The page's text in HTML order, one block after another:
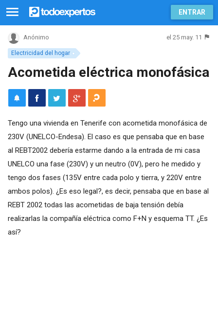
ENTRAR
Electricidad del hogar
Anónimo el 25 may. 11
Acometida eléctrica monofásica
Tengo una vivienda en Tenerife con acometida monofásica de
230V (UNELCO-Endesa). El caso es que pensaba que en base
al REBT2002 debería estarme dando a la entrada de mi casa
UNELCO una fase (230V) y un neutro (0V), pero he medido y
tengo dos fases (135V entre cada polo y tierra, y 220V entre
ambos polos). ¿Es eso legal?, es decir, pensaba que en base al
REBT 2002 todas las acometidas de baja tensión debía
realizarlas la compañía eléctrica como F+N y esquema TT. ¿Es
así?